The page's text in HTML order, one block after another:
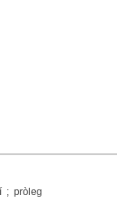
; pròleg